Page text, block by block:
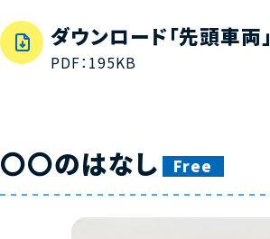
ダウンロード「先頭車両」
PDF：195KB
〇〇のはなし Free